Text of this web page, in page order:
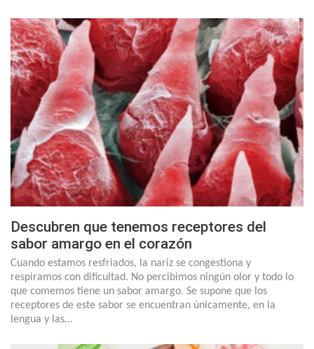
Descubren que tenemos receptores del
sabor amargo en el corazón
Cuando estamos resfriados, la nariz se congestiona y
respiramos con dificultad. No percibimos ningún olor y todo lo
que comemos tiene un sabor amargo. Se supone que los
receptores de este sabor se encuentran únicamente, en la
lengua y las…